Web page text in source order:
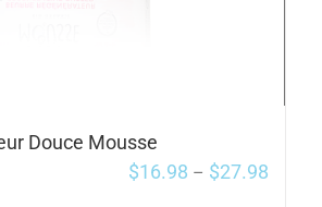
Douce Mousse
$16.98 – $27.98